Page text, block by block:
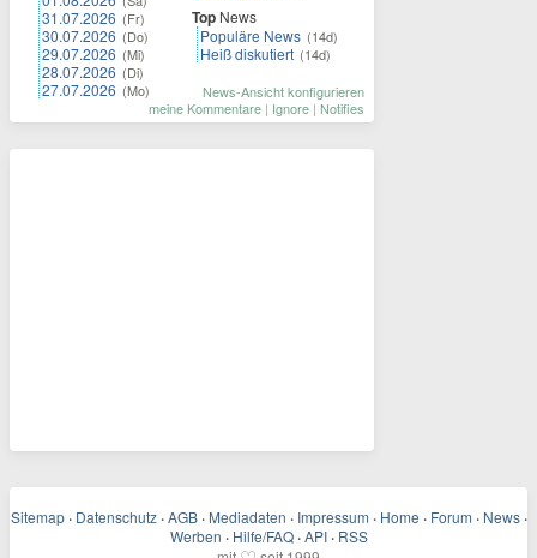
31.07.2026 (Fr)
30.07.2026 (Do)
29.07.2026 (Mi)
28.07.2026 (Di)
27.07.2026 (Mo)
Top News
Populäre News (14d)
Heiß diskutiert (14d)
News-Ansicht konfigurieren
meine Kommentare | Ignore | Notifies
Sitemap · Datenschutz · AGB · Mediadaten · Impressum · Home · Forum · News ·
Werben · Hilfe/FAQ · API · RSS